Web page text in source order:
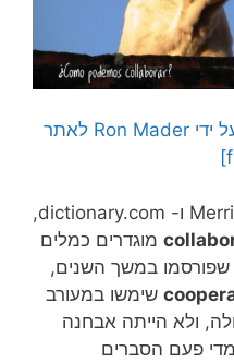
[תמונה חופשית שהועלתה על ידי Ron Mader לאתר
בשני המילונים Merriam Webster ו- dictionary.com,
מוגדרים כמלים
שפורסמו במשך השנים,
שימשו במעורב
ולא הייתה אבחנה
מדי פעם הסברים